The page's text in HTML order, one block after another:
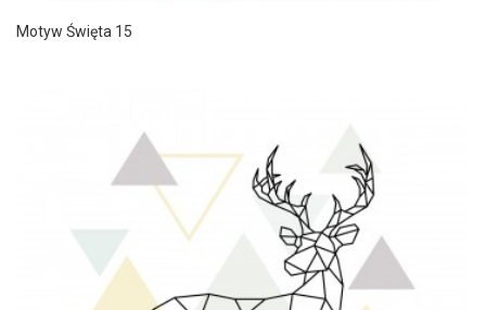
Motyw Święta 15